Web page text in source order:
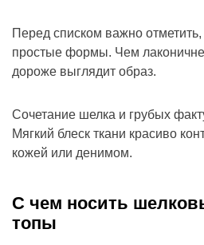
Перед списком важно
простые формы. Чем
дороже выглядит образ.
Сочетание шелка и грубых
Мягкий блеск ткани красиво
кожей или денимом.
С чем носить
топы